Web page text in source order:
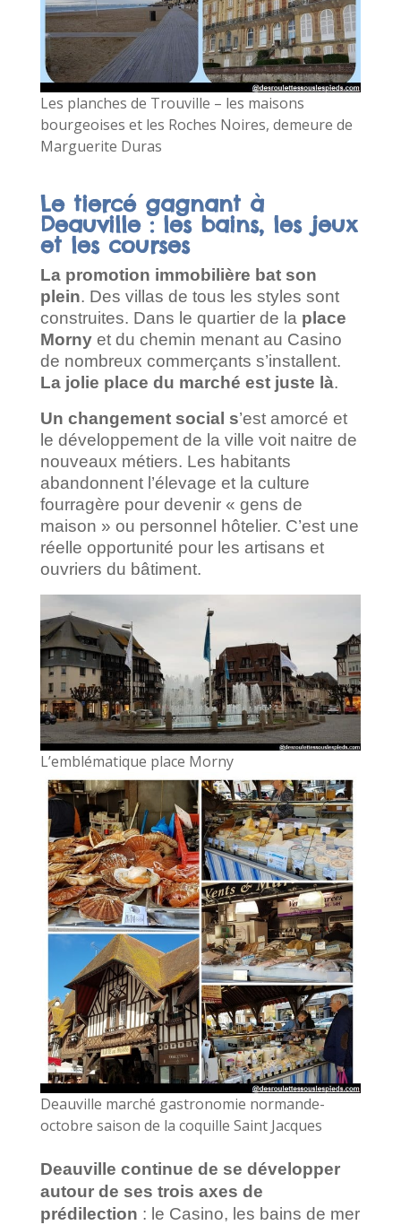
Les planches de Trouville – les maisons
bourgeoises et les Roches Noires, demeure de
Marguerite Duras
Le tiercé gagnant à
Deauville : les bains, les jeux
et les courses
La promotion immobilière bat son
plein. Des villas de tous les styles sont
construites. Dans le quartier de la place
Mornyet du chemin menant au Casino
de nombreux commerçants s’installent.
La jolie place du marché est juste là.
Un changement social s’est amorcé et
le développement de la ville voit naitre de
nouveaux métiers. Les habitants
abandonnent l’élevage et la culture
fourragère pour devenir « gens de
maison » ou personnel hôtelier. C’est une
réelle opportunité pour les artisans et
ouvriers du bâtiment.
L’emblématique place Morny
Deauville marché gastronomie normande-
octobre saison de la coquille Saint Jacques
Deauville continue de se développer
autour de ses trois axes de
prédilection : le Casino, les bains de mer